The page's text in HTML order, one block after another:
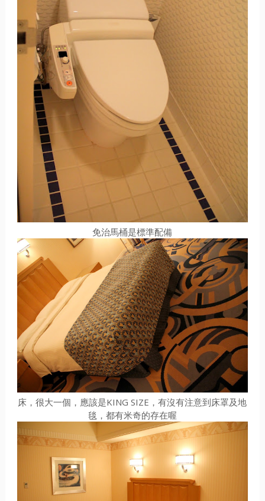
免治馬桶是標準配備
床，很大一個，應該是KING SIZE，有沒有注意到床罩及地
毯，都有米奇的存在喔